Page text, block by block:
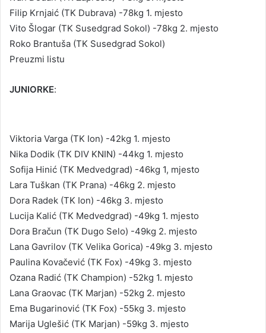
Filip Krnjaić (TK Dubrava) -78kg 1. mjesto
Vito Šlogar (TK Susedgrad Sokol) -78kg 2. mjesto
Roko Brantuša (TK Susedgrad Sokol)
Preuzmi listu
JUNIORKE:
Viktoria Varga (TK Ion) -42kg 1. mjesto
Nika Dodik (TK DIV KNIN) -44kg 1. mjesto
Sofija Hinić (TK Medvedgrad) -46kg 1, mjesto
Lara Tuškan (TK Prana) -46kg 2. mjesto
Dora Radek (TK Ion) -46kg 3. mjesto
Lucija Kalić (TK Medvedgrad) -49kg 1. mjesto
Dora Bračun (TK Dugo Selo) -49kg 2. mjesto
Lana Gavrilov (TK Velika Gorica) -49kg 3. mjesto
Paulina Kovačević (TK Fox) -49kg 3. mjesto
Ozana Radić (TK Champion) -52kg 1. mjesto
Lana Graovac (TK Marjan) -52kg 2. mjesto
Ema Bugarinović (TK Fox) -55kg 3. mjesto
Marija Uglešić (TK Marjan) -59kg 3. mjesto